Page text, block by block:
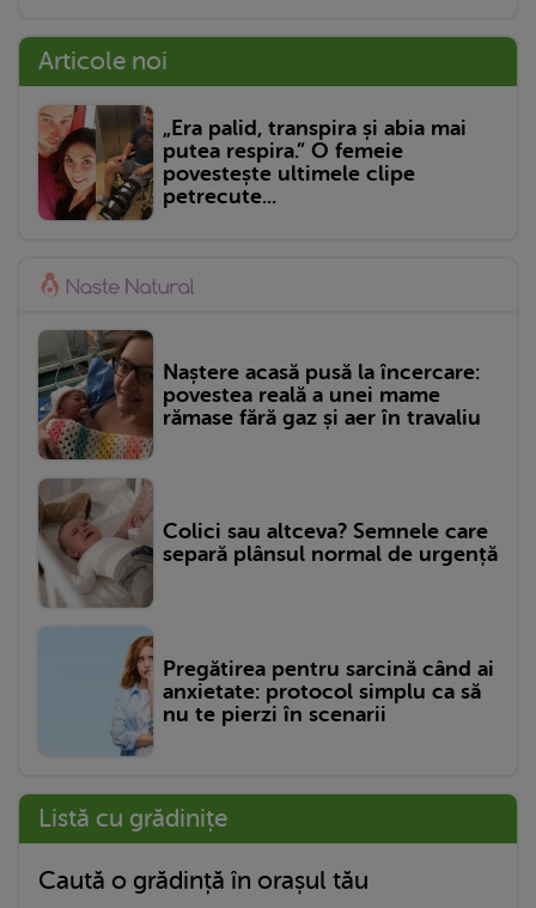
Articole noi
„Era palid, transpira și abia mai
putea respira.” O femeie
povestește ultimele clipe
petrecute...
Naștere acasă pusă la încercare:
povestea reală a unei mame
rămase fără gaz și aer în travaliu
Colici sau altceva? Semnele care
separă plânsul normal de urgență
Pregătirea pentru sarcină când ai
anxietate: protocol simplu ca să
nu te pierzi în scenarii
Listă cu grădinițe
Caută o grădință în orașul tău